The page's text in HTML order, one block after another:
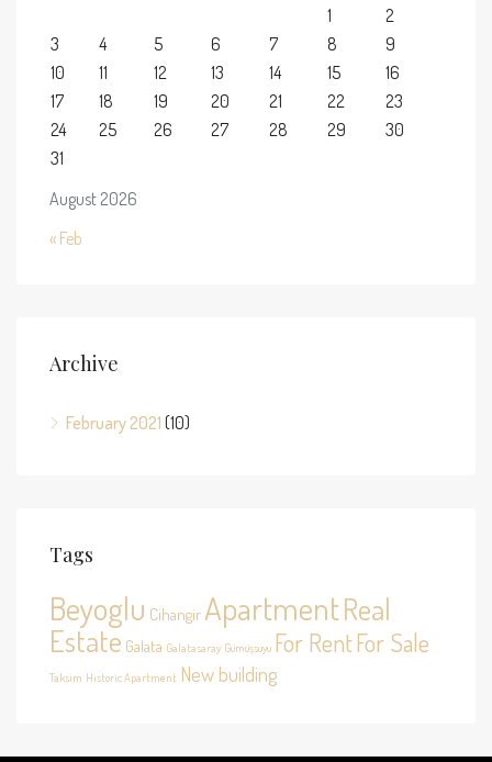
August 2026
1
2
3
4 5 6 7 8
9
10
11 12 13 14 15
16
17
18 19 20 21 22
23
24
25 26 27 28 29
30
31
« Feb
Archive
February 2021 (10)
Tags
Beyoglu CihangirApartmentReal
Estate Galata Galatasaray Gümüşsuyu For RentFor Sale
Taksim Historic Apartment New building